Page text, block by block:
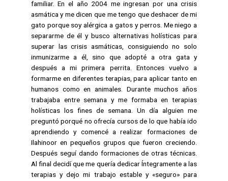
familiar. En el año 2004 me ingresan por una crisis
asmática y me dicen que me tengo que deshacer de mi
gato porque soy alérgica a gatos y perros. Me niego a
separarme de él y busco alternativas holísticas para
superar las crisis asmáticas, consiguiendo no solo
inmunizarme a él, sino que adopté a otra gata y
después a mi primera perrita. Entonces vuelvo a
formarme en diferentes terapias, para aplicar tanto en
humanos como en animales. Durante muchos años
trabajaba entre semana y me formaba en terapias
holísticas los fines de semana. Un día alguien me
preguntó porqué no ofrecía cursos de lo que había ido
aprendiendo y comencé a realizar formaciones de
Ilahinoor en pequeños grupos que fueron creciendo.
Después seguí dando formaciones de otras técnicas.
Al final decidí que me quería dedicar Íntegramente a las
terapias y dejo mi trabajo estable y «seguro» para